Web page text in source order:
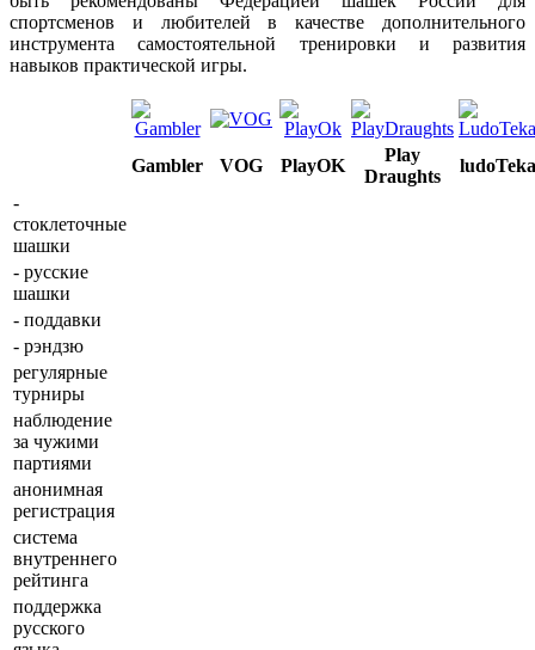
спортсменов и любителей в качестве дополнительного
инструмента самостоятельной тренировки и развития
навыков практической игры.
Gambler VOG PlayOK
Play
Draughts
ludoTeka
-
стоклеточные
шашки
- русские
шашки
- поддавки
- рэндзю
регулярные
турниры
наблюдение
за чужими
партиями
анонимная
регистрация
система
внутреннего
рейтинга
поддержка
русского